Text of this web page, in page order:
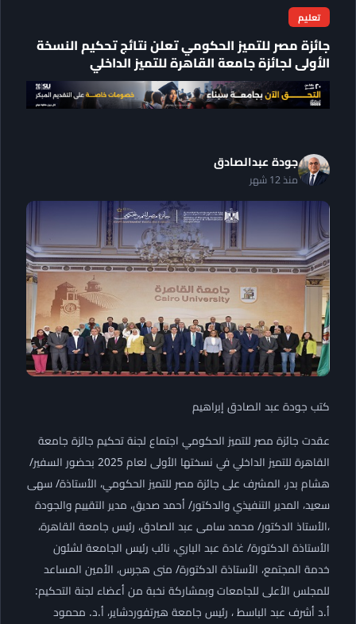
تعليم
جائزة مصر للتميز الحكومي تعلن نتائج تحكيم النسخة
الأولى لجائزة جامعة القاهرة للتميز الداخلي
جودة عبدالصادق
منذ 12 شهر
كتب جودة عبد الصادق إبراهيم
عقدت جائزة مصر للتميز الحكومي اجتماع لجنة تحكيم جائزة جامعة
القاهرة للتميز الداخلي في نسختها الأولى لعام 2025 بحضور السفير/
هشام بدر، المشرف على جائزة مصر للتميز الحكومي، الأستاذة/ سهى
سعيد، المدير التنفيذي والدكتور/ أحمد صديق، مدير التقييم والجودة
،الأستاذ الدكتور/ محمد سامى عبد الصادق، رئيس جامعة القاهرة،
الأستاذة الدكتورة/ غادة عبد الباري، نائب رئيس الجامعة لشئون
خدمة المجتمع، الأستاذة الدكتورة/ منى هجرس، الأمين المساعد
للمجلس الأعلى للجامعات وبمشاركة نخبة من أعضاء لجنة التحكيم:
أ.د أشرف عبد الباسط ، رئيس جامعة هيرتفوردشاير، أ.د. محمود